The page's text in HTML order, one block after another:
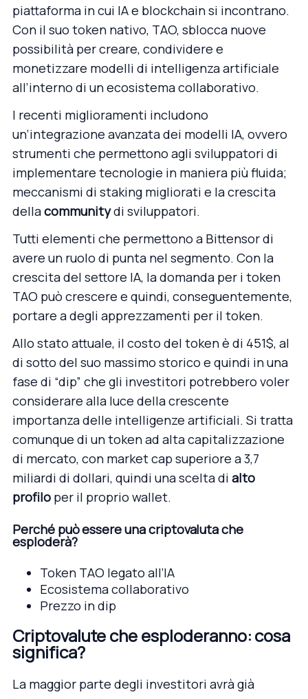
piattaforma in cui IA e blockchain si incontrano.
Con il suo token nativo, TAO, sblocca nuove
possibilità per creare, condividere e
monetizzare modelli di intelligenza artificiale
all’interno di un ecosistema collaborativo.
I recenti miglioramenti includono
un’integrazione avanzata dei modelli IA, ovvero
strumenti che permettono agli sviluppatori di
implementare tecnologie in maniera più fluida;
meccanismi di staking migliorati e la crescita
dellacommunitydi sviluppatori.
Tutti elementi che permettono a Bittensor di
avere un ruolo di punta nel segmento. Con la
crescita del settore IA, la domanda per i token
TAO può crescere e quindi, conseguentemente,
portare a degli apprezzamenti per il token.
Allo stato attuale, il costo del token è di 451$, al
di sotto del suo massimo storico e quindi in una
fase di “dip” che gli investitori potrebbero voler
considerare alla luce della crescente
importanza delle intelligenze artificiali. Si tratta
comunque di un token ad alta capitalizzazione
di mercato, con market cap superiore a 3,7
miliardi di dollari, quindi una scelta di alto
profilo per il proprio wallet.
Perché può essere una criptovaluta che
esploderà?
Token TAO legato all’IA
Ecosistema collaborativo
Prezzo in dip
Criptovalute che esploderanno: cosa
significa?
La maggior parte degli investitori avrà già